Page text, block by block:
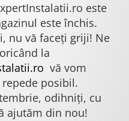
este
este închis.
nu vă faceți griji! Ne
la
vă vom
posibil.
odihniți, cu
ajutăm din nou!